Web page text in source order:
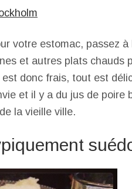
votre estomac, passez à
et autres plats chauds
donc frais, tout est
et il y a du jus de poire
la vieille ville.